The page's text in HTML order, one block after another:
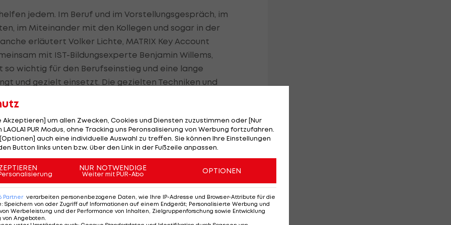
jedem. Im Beruf und im Vorstellungsgespräch, im
im Miteinander mit den Kollegen und sogar in der
erläutert Volker Lichte, MATRIX Key Account
mit IST-Bildungsexperte Benjamin Willems,
wichtig für den Berufseinstieg und eine lange
und gezielt einsetzt. Die gezielten Techniken und
anwendbar und damit ein echter Mehrwert für
Leiter Vermarktungsstrategie der Kölner Haie,
Praxis, sondern auch darüber, wie Sie unseren
und warum er beispielhafte Soft Skills besitzt. Im
sie persönlich als Sportler beziehungsweise
sich erfolgreich selbst managen.
Akzeptieren] um allen Zwecken, Cookies und Diensten zuzustimmen oder [Nur
PUR Modus, ohne Tracking uns Peronsalisierung von Werbung fortzufahren.
auch eine individuelle Auswahl zu treffen. Sie können Ihre Einstellungen
Button links unten bzw. über den Link in der Fußzeile anpassen.
NUR NOTWENDIGE
Weiter mit PUR-Abo OPTIONEN
Partner verarbeiten personenbezogene Daten, wie Ihre IP-Adresse und Browser-Attribute für die
: Speichern von oder Zugriff auf Informationen auf einem Endgerät; Personalisierte Werbung und
Werbeleistung und der Performance von Inhalten, Zielgruppenforschung sowie Entwicklung
von Angeboten.